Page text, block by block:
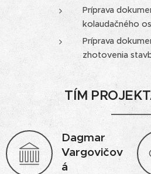
Príprava
kolaudačného
Príprava
zhotovenia
TÍM
Dagmar
Vargovičov
á